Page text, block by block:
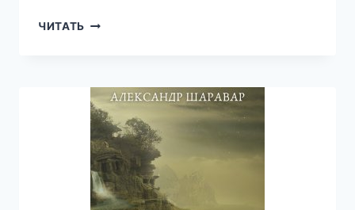
ЧИТАТЬ ВЫЖИТЬ
3
—
АЛЕКСАНДР
SETROI
ШАРАВАР